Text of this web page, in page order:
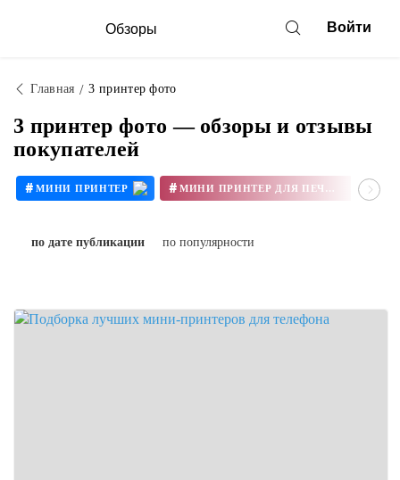
Обзоры Войти
Главная 3 принтер фото
3 принтер фото — обзоры и отзывы
покупателей
# МИНИ ПРИНТЕР # МИНИ ПРИНТЕР ДЛЯ ПЕЧАТИ
по дате публикации по популярности